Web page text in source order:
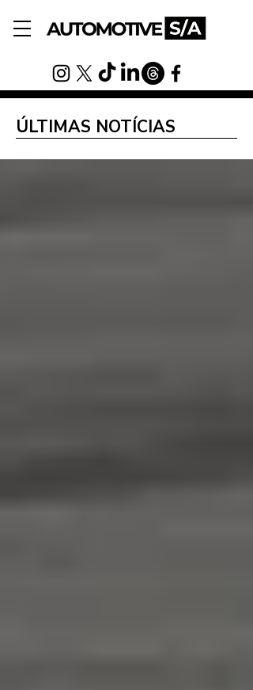
ÚLTIMAS NOTÍCIAS